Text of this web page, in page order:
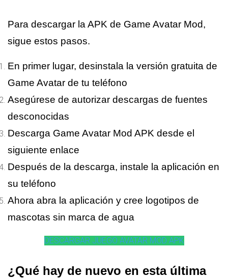
Para descargar la APK de Game Avatar Mod,
sigue estos pasos.
En primer lugar, desinstala la versión gratuita de
Game Avatar de tu teléfono
Asegúrese de autorizar descargas de fuentes
desconocidas
Descarga Game Avatar Mod APK desde el
siguiente enlace
Después de la descarga, instale la aplicación en
su teléfono
Ahora abra la aplicación y cree logotipos de
mascotas sin marca de agua
DESCARGAR JUEGO AVATAR MOD APK
¿Qué hay de nuevo en esta última